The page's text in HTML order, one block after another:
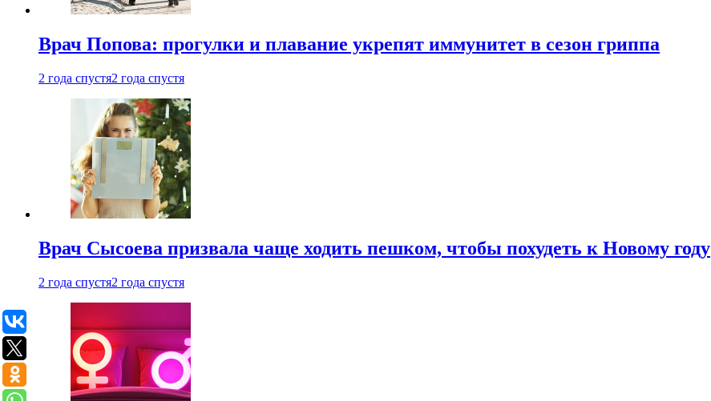
Врач Попова: прогулки и плавание укрепят иммунитет в сезон гриппа
2 года спустя2 года спустя
Врач Сысоева призвала чаще ходить пешком, чтобы похудеть к Новому году
2 года спустя2 года спустя